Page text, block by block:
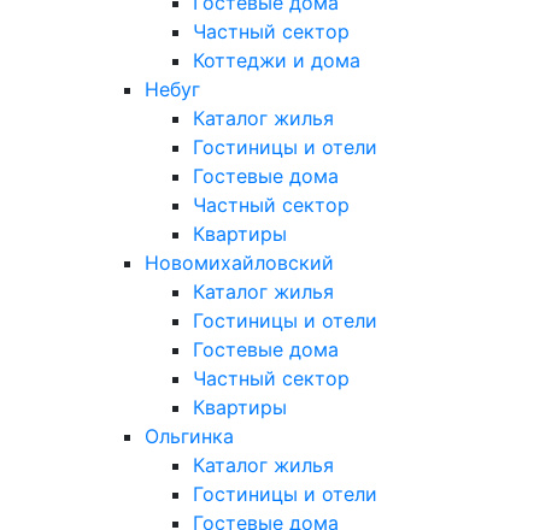
Частный сектор
Коттеджи и дома
Небуг
Каталог жилья
Гостиницы и отели
Гостевые дома
Частный сектор
Квартиры
Новомихайловский
Каталог жилья
Гостиницы и отели
Гостевые дома
Частный сектор
Квартиры
Ольгинка
Каталог жилья
Гостиницы и отели
Гостевые дома